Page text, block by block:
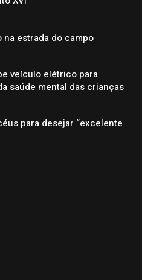
estrada do campo
veículo elétrico para
saúde mental das crianças
para desejar “excelente